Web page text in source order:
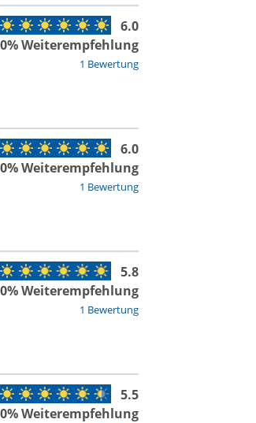
1 Bewertung
6.0
Weiterempfehlung
1 Bewertung
6.0
Weiterempfehlung
1 Bewertung
5.8
Weiterempfehlung
5.5
Weiterempfehlung